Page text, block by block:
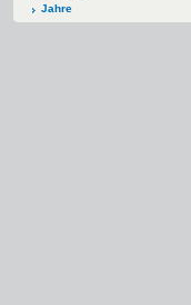
Jahre